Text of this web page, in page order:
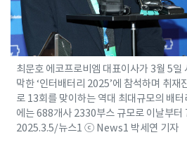
최문호 에코프로비엠 대표이사가 3월 5일
막한 ‘인터배터리 2025’에 참석하며 취재
로 13회를 맞이하는 역대 최대규모의 배터
에는 688개사 2330부스 규모로 이날부터
2025.3.5/뉴스1 ⓒ News1 박세연 기자